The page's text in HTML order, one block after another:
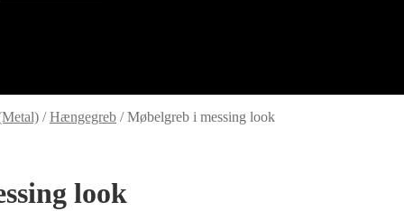
/Hængegreb /Møbelgreb i messing look
look